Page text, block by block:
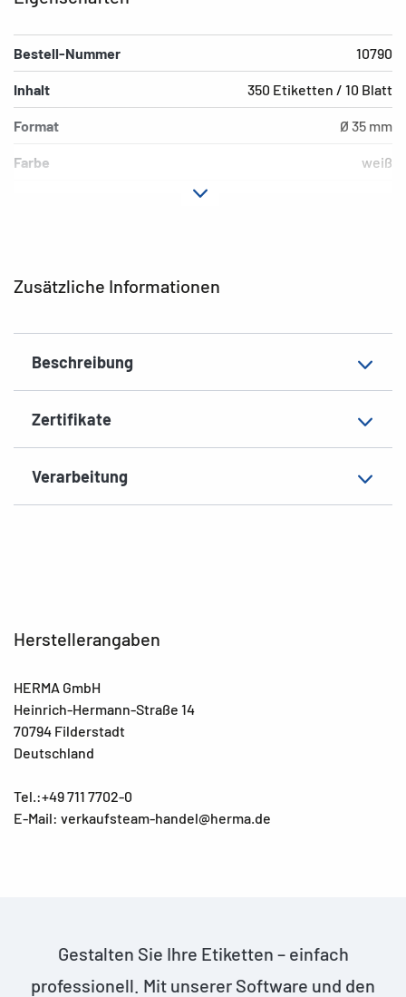
Zusätzliche Informationen
Beschreibung
Zertifikate
Verarbeitung
Bestell-Nummer 10790
Inhalt 350 Etiketten / 10 Blatt
Format Ø 35 mm
Farbe weiß
Herstellerangaben
HERMA GmbH
Heinrich-Hermann-Straße 14
70794 Filderstadt
Deutschland
Tel.:+49 711 7702-0
E-Mail: verkaufsteam-handel@herma.de
Gestalten Sie Ihre Etiketten – einfach
professionell. Mit unserer Software und den